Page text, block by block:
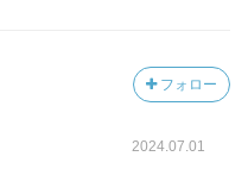
フォロー
2024.07.01